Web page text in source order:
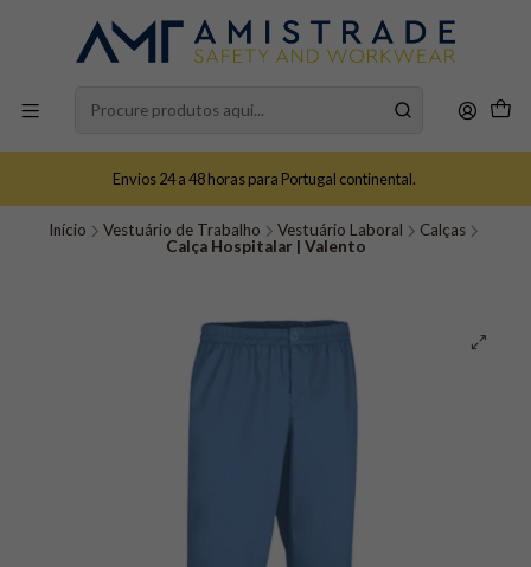
Envios 24 a 48 horas para Portugal continental.
Início Vestuário de Trabalho Vestuário Laboral
Calças
Calça Hospitalar | Valento